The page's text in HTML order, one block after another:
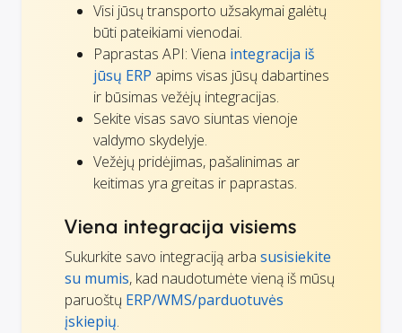
Visi jūsų transporto užsakymai galėtų
būti pateikiami vienodai.
Paprastas API: Viena integracija iš
jūsų ERP apims visas jūsų dabartines
ir būsimas vežėjų integracijas.
Sekite visas savo siuntas vienoje
valdymo skydelyje.
Vežėjų pridėjimas, pašalinimas ar
keitimas yra greitas ir paprastas.
Viena integracija visiems
Sukurkite savo integraciją arba susisiekite
su mumis, kad naudotumėte vieną iš mūsų
paruoštų ERP/WMS/parduotuvės
įskiepių.